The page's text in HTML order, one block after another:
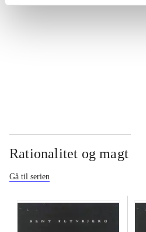
Rationalitet og magt
Gå til serien